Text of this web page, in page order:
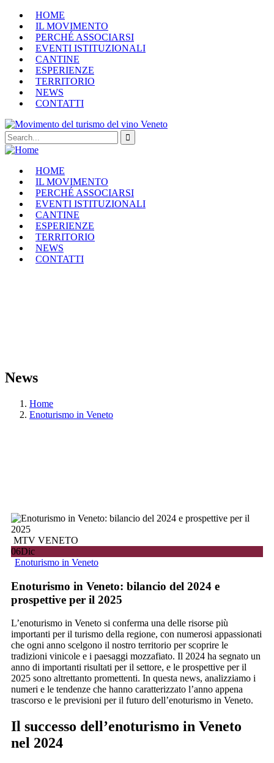
HOME
IL MOVIMENTO
PERCHÉ ASSOCIARSI
EVENTI ISTITUZIONALI
CANTINE
ESPERIENZE
TERRITORIO
NEWS
CONTATTI
HOME
IL MOVIMENTO
PERCHÉ ASSOCIARSI
EVENTI ISTITUZIONALI
CANTINE
ESPERIENZE
TERRITORIO
NEWS
CONTATTI
News
Home
Enoturismo in Veneto
MTV VENETO
06Dic
Enoturismo in Veneto
Enoturismo in Veneto: bilancio del 2024 e
prospettive per il 2025
L’enoturismo in Veneto si conferma una delle risorse più
importanti per il turismo della regione, con numerosi appassionati
che ogni anno scelgono il nostro territorio per scoprire le
tradizioni vinicole e i paesaggi mozzafiato. Il 2024 ha segnato un
anno di importanti risultati per il settore, e le prospettive per il
2025 sono altrettanto promettenti. In questa news, analizziamo i
numeri e le tendenze che hanno caratterizzato l’anno appena
trascorso e le previsioni per il futuro dell’enoturismo in Veneto.
Il successo dell’enoturismo in Veneto
nel 2024